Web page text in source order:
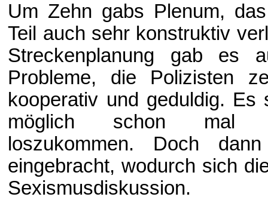
Um Zehn gabs Plenum,
Teil auch sehr konstruktiv
Streckenplanung gab es
Probleme, die Polizisten
kooperativ und geduldig. Es
möglich schon
loszukommen. Doch
eingebracht, wodurch sich
Sexismusdiskussion.